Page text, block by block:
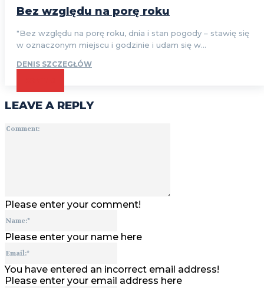
Bez względu na porę roku
"Bez względu na porę roku, dnia i stan pogody – stawię się
w oznaczonym miejscu i godzinie i udam się w...
DENIS SZCZEGŁÓW
LEAVE A REPLY
Please enter your comment!
Please enter your name here
You have entered an incorrect email address!
Please enter your email address here